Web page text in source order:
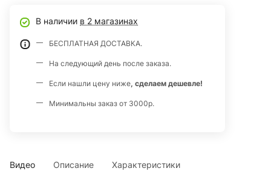
В наличии в 2 магазинах
БЕСПЛАТНАЯ ДОСТАВКА.
На следующий день после заказа.
Если нашли цену ниже, сделаем дешевле!
Минимальны заказ от 3000р.
Видео Описание Характеристики